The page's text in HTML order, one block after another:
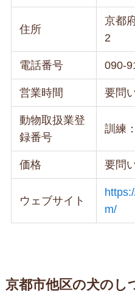
住所
京都
2
電話番号 090-
営業時間 要問
動物取扱業登
録番号
訓練
価格 要問
ウェブサイト
m/
京都市他区の犬のし